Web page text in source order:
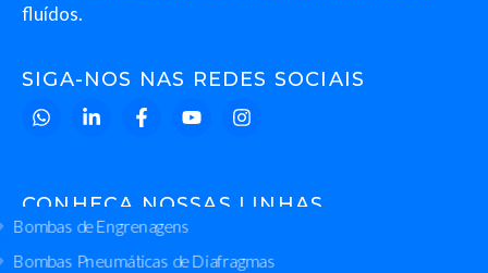
fluídos.
SIGA-NOS NAS REDES SOCIAIS
CONHEÇA NOSSAS LINHAS
Bombas de Engrenagens
Bombas Pneumáticas de Diafragmas